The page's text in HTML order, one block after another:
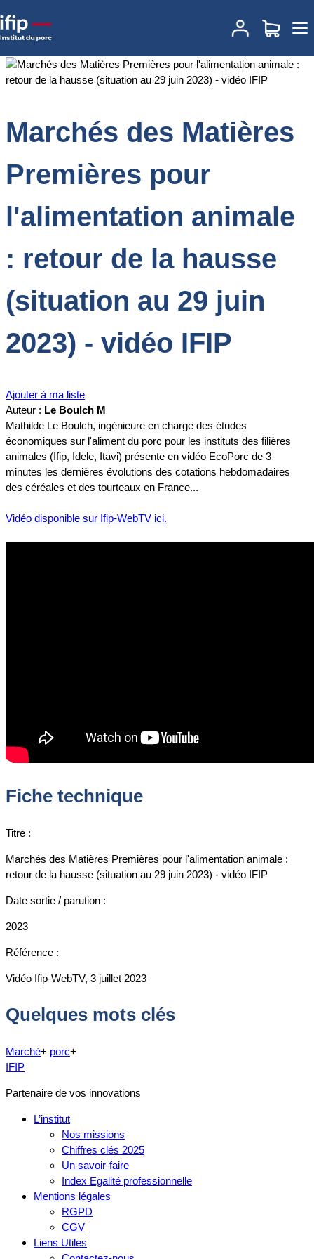
Accueil
Marchés des Matières Premières pour
l'alimentation animale : retour de la hausse (situation au 29 juin
Marchés des Matières
Premières pour
l'alimentation animale
: retour de la hausse
(situation au 29 juin
2023) - vidéo IFIP
Ajouter à ma liste
Auteur : Le Boulch M
Mathilde Le Boulch, ingénieure en charge des études
économiques sur l'aliment du porc pour les instituts des filières
animales (Ifip, Idele, Itavi) présente en vidéo EcoPorc de 3
minutes les dernières évolutions des cotations hebdomadaires
des céréales et des tourteaux en France...
Vidéo disponible sur Ifip-WebTV ici.
Fiche technique
Titre :
Marchés des Matières Premières pour l'alimentation animale :
retour de la hausse (situation au 29 juin 2023) - vidéo IFIP
Date sortie / parution :
2023
Référence :
Vidéo Ifip-WebTV, 3 juillet 2023
Quelques mots clés
Marché+ porc+
IFIP
Partenaire de vos innovations
L’institut
Nos missions
Chiffres clés 2025
Un savoir-faire
Index Egalité professionnelle
Mentions légales
RGPD
CGV
Liens Utiles